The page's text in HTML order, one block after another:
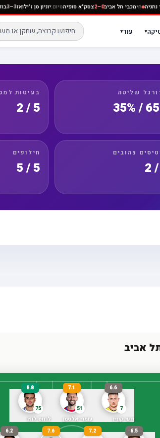
0–1 מכבי נתניה חימכבי תל אביב0–2 צסק"א סופיהסיום:יוניון סן
▾ עוד▾
שליטה
65%
בעיטות
5 / 2
צהובים חילופים
5 / 5
אביב
7
6.6
רועי קורין
51
7.1
עומרי אלטמן
75
8.8
לוזוס לוזו
6.5
7.2
7.6
6.2